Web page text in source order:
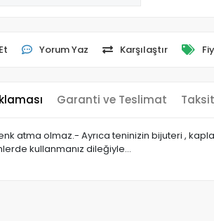
Yorum Yaz Karşılaştır
Garanti ve Teslimat
atma olmaz.- Ayrıca teninizin bijuteri ,
kullanmanız dileğiyle…